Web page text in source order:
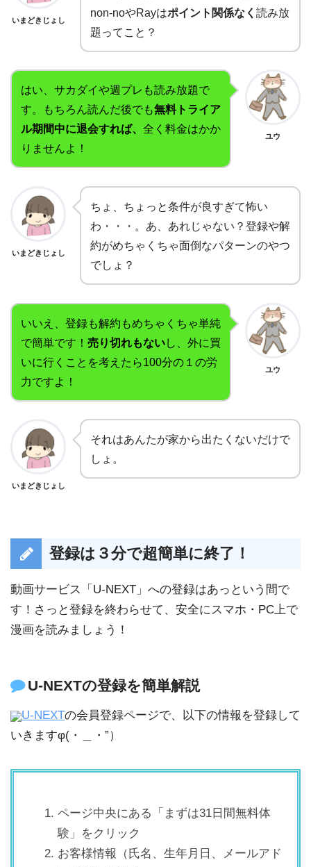
いまどきじょし
non-noやRayはポイント関係なく 読み放
題ってこと？
はい、サカダイや週プレも読み放題で
す。もちろん読んだ後でも無料トライア
ル期間中に退会すれば、 全く料金はかか
りませんよ！
ユウ
いまどきじょし
ちょ、ちょっと条件が良すぎて怖い
わ・・・。あ、あれじゃない？登録や解
約がめちゃくちゃ面倒なパターンのやつ
でしょ？
いいえ、登録も解約もめちゃくちゃ単純
で簡単です！ 売り切れもないし、外に買
いに行くことを考えたら100分の１の労
力ですよ！
ユウ
いまどきじょし
それはあんたが家から出たくないだけで
しょ。
登録は３分で超簡単に終了！
動画サービス「U-NEXT」への登録はあっという間で
す！さっと登録を終わらせて、安全にスマホ・PC上で
漫画を読みましょう！
U-NEXTの登録を簡単解説
U-NEXTの会員登録ページで、以下の情報を登録して
いきますφ(・＿・”）
ページ中央にある「まずは31日間無料体
験」をクリック
お客様情報（氏名、生年月日、メールアド